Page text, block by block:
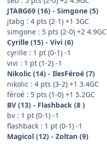
JTABG69 (16) - Simgone (5)
jtabg : 4 pts (2-1) +1 3GC
simgone : 5 pts (2-0) +2 4.9GC
Cyrille (15) - Vivi (6)
cyrille : 1 pt (0-1) -1
vivi : 1 pt (1-2) -1
Nikolic (14) - IlesFéroé (7)
nikolic : 4 pts (3-2) +1 3.4GC
féroé : 5 pts (1-0) +1 5.2GC
BV (13) - Flashback (8 )
bv : 1 pt (0-1) -1
flashback : 1 pt (0-1) -1
Magicol (12) - Zoltan (9)